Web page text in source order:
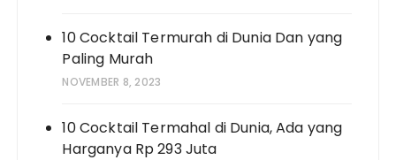
10 Cocktail Termurah di Dunia Dan yang
Paling Murah
NOVEMBER 8, 2023
10 Cocktail Termahal di Dunia, Ada yang
Harganya Rp 293 Juta